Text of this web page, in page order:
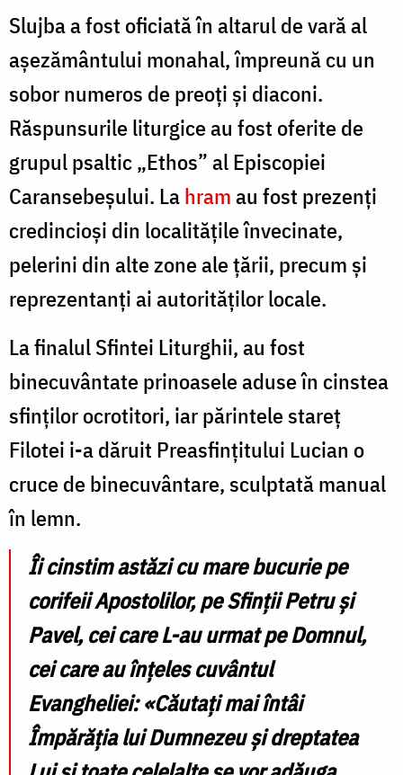
Severin
Slujba a fost oficiată în altarul de vară al
așezământului monahal, împreună cu un
sobor numeros de preoți și diaconi.
Răspunsurile liturgice au fost oferite de
grupul psaltic „Ethos” al Episcopiei
Caransebeșului. Lahramau fost prezenți
credincioși din localitățile învecinate,
pelerini din alte zone ale țării, precum și
reprezentanți ai autorităților locale.
La finalul Sfintei Liturghii, au fost
binecuvântate prinoasele aduse în cinstea
sfinților ocrotitori, iar părintele stareț
Filotei i-a dăruit Preasfințitului Lucian o
cruce de binecuvântare, sculptată manual
în lemn.
Îi cinstim astăzi cu mare bucurie pe
corifeii Apostolilor, pe Sfinții Petru și
Pavel, cei care L-au urmat pe Domnul,
cei care au înțeles cuvântul
Evangheliei: «Căutați mai întâi
Împărăția lui Dumnezeu și dreptatea